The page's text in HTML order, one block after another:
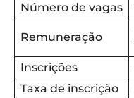
Número de vagas
Remuneração
Inscrições
Taxa de inscrição